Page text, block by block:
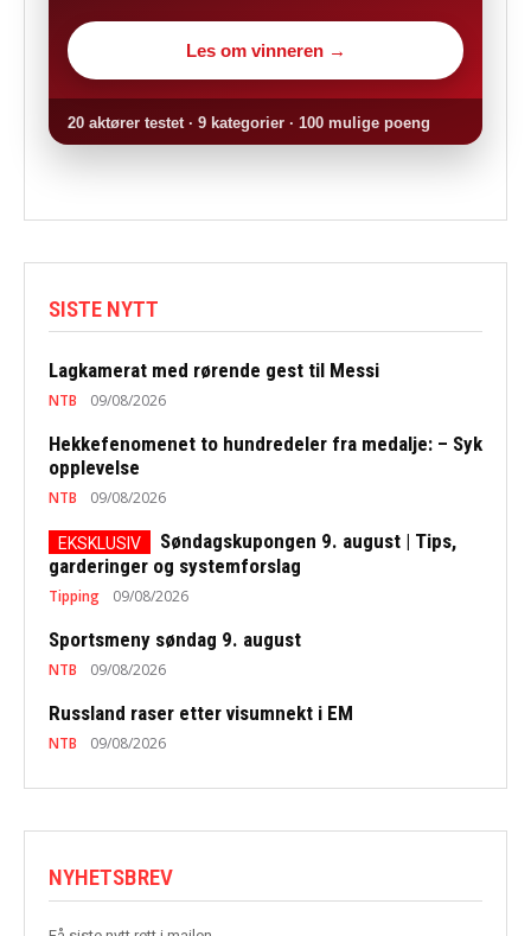
Les om vinneren →
20 aktører testet · 9 kategorier · 100 mulige poeng
SISTE NYTT
Lagkamerat med rørende gest til Messi
NTB 09/08/2026
Hekkefenomenet to hundredeler fra medalje: – Syk
opplevelse
NTB 09/08/2026
Søndagskupongen 9. august | Tips,
garderinger og systemforslag
Tipping 09/08/2026
Sportsmeny søndag 9. august
NTB 09/08/2026
Russland raser etter visumnekt i EM
NTB 09/08/2026
NYHETSBREV